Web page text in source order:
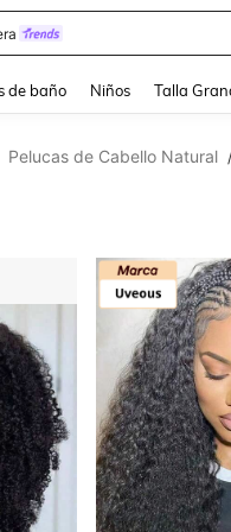
Elegantes Para Fiesta De
de baño Niños Talla
Pelucas de Cabello Natural /